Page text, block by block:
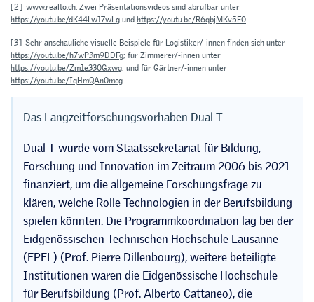
[2] www.realto.ch. Zwei Präsentationsvideos sind abrufbar unter
https://youtu.be/dK44Lw17wLgundhttps://youtu.be/R6qbjMKv5F0
[3] Sehr anschauliche visuelle Beispiele für Logistiker/-innen finden sich unter
https://youtu.be/h7wP3m9DDFg; für Zimmerer/-innen unter
https://youtu.be/Zm1e330Gxwg; und für Gärtner/-innen unter
https://youtu.be/IqHmQAn0mcg
Das Langzeitforschungsvorhaben Dual-T
Dual-T wurde vom Staatssekretariat für Bildung,
Forschung und Innovation im Zeitraum 2006 bis 2021
finanziert, um die allgemeine Forschungsfrage zu
klären, welche Rolle Technologien in der Berufsbildung
spielen könnten. Die Programmkoordination lag bei der
Eidgenössischen Technischen Hochschule Lausanne
(EPFL) (Prof. Pierre Dillenbourg), weitere beteiligte
Institutionen waren die Eidgenössische Hochschule
für Berufsbildung (Prof. Alberto Cattaneo), die